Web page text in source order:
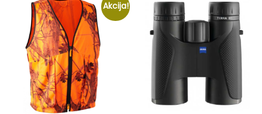
Akcija!